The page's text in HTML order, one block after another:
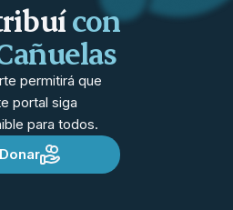
con
permitirá que
portal siga
para todos.
Donar